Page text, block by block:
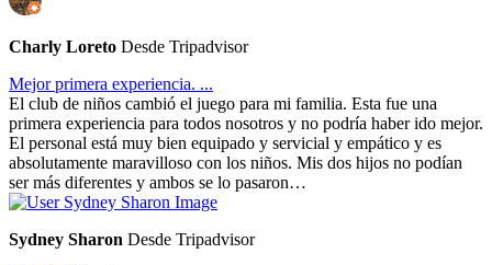
Charly Loreto Desde Tripadvisor
Mejor primera experiencia. ...
El club de niños cambió el juego para mi familia. Esta fue una
primera experiencia para todos nosotros y no podría haber ido mejor.
El personal está muy bien equipado y servicial y empático y es
absolutamente maravilloso con los niños. Mis dos hijos no podían
ser más diferentes y ambos se lo pasaron…
Sydney Sharon Desde Tripadvisor